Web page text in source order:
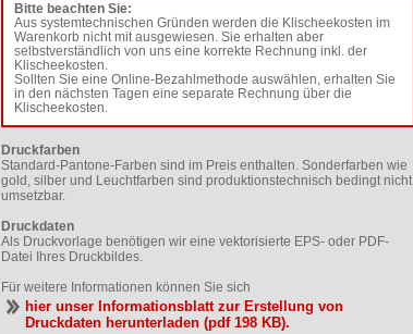
Bitte beachten Sie:
Aus systemtechnischen Gründen werden die Klischeekosten im
Warenkorb nicht mit ausgewiesen. Sie erhalten aber
selbstverständlich von uns eine korrekte Rechnung inkl. der
Klischeekosten.
Sollten Sie eine Online-Bezahlmethode auswählen, erhalten Sie
in den nächsten Tagen eine separate Rechnung über die
Klischeekosten.
Druckfarben
Standard-Pantone-Farben sind im Preis enthalten. Sonderfarben wie
gold, silber und Leuchtfarben sind produktionstechnisch bedingt nicht
umsetzbar.
Druckdaten
Als Druckvorlage benötigen wir eine vektorisierte EPS- oder PDF-
Datei Ihres Druckbildes.
Für weitere Informationen können Sie sich
hier unser Informationsblatt zur Erstellung von
Druckdaten herunterladen (pdf 198 KB).